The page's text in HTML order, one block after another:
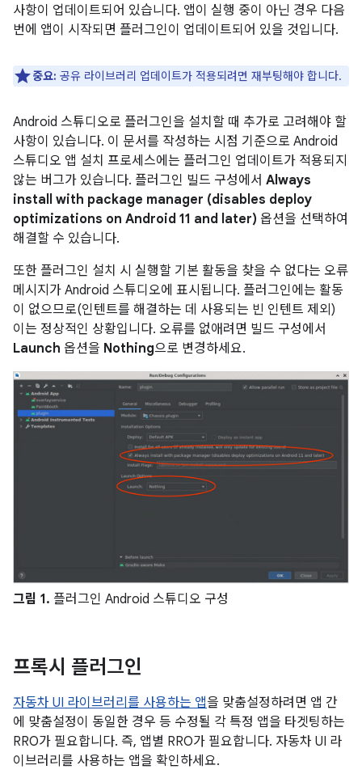
사항이 업데이트되어 있습니다. 앱이 실행 중이 아닌 경우 다음
번에 앱이 시작되면 플러그인이 업데이트되어 있을 것입니다.
중요: 공유 라이브러리 업데이트가 적용되려면 재부팅해야 합니다.
Android 스튜디오로 플러그인을 설치할 때 추가로 고려해야 할
사항이 있습니다. 이 문서를 작성하는 시점 기준으로 Android
스튜디오 앱 설치 프로세스에는 플러그인 업데이트가 적용되지
않는 버그가 있습니다. 플러그인 빌드 구성에서 Always
install with package manager (disables deploy
optimizations on Android 11 and later) 옵션을 선택하여
해결할 수 있습니다.
또한 플러그인 설치 시 실행할 기본 활동을 찾을 수 없다는 오류
메시지가 Android 스튜디오에 표시됩니다. 플러그인에는 활동
이 없으므로(인텐트를 해결하는 데 사용되는 빈 인텐트 제외)
이는 정상적인 상황입니다. 오류를 없애려면 빌드 구성에서
Launch 옵션을 Nothing으로 변경하세요.
그림 1. 플러그인 Android 스튜디오 구성
프록시 플러그인
자동차 UI 라이브러리를 사용하는 앱을 맞춤설정하려면 앱 간
에 맞춤설정이 동일한 경우 등 수정될 각 특정 앱을 타겟팅하는
RRO가 필요합니다. 즉, 앱별 RRO가 필요합니다. 자동차 UI 라
이브러리를 사용하는 앱을 확인하세요.